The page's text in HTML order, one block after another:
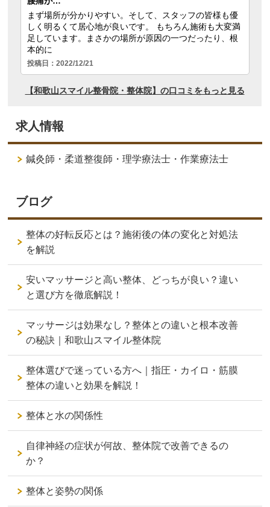
求人情報
鍼灸師・柔道整復師・理学療法士・作業療法士
ブログ
整体の好転反応とは？施術後の体の変化と対処法
を解説
安いマッサージと高い整体、どっちが良い？違い
と選び方を徹底解説！
マッサージは効果なし？整体との違いと根本改善
の秘訣｜和歌山スマイル整体院
整体選びで迷っている方へ｜指圧・カイロ・筋膜
整体の違いと効果を解説！
整体と水の関係性
自律神経の症状が何故、整体院で改善できるの
か？
整体と姿勢の関係